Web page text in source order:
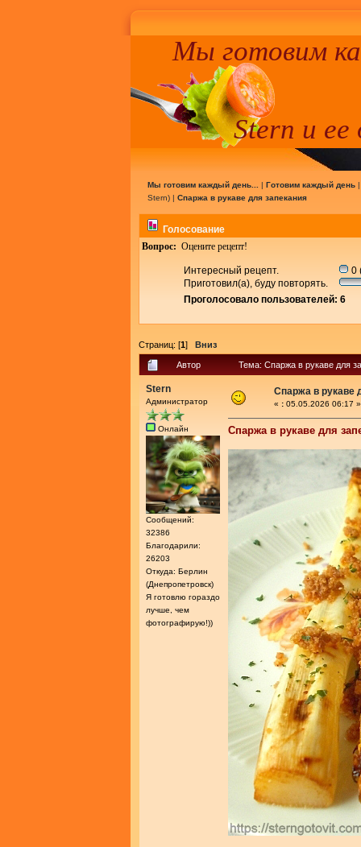
Мы готовим
Stern и ее
Мы готовим каждый день... | Готовим каждый день
Stern) | Спаржа в рукаве для запекания
Голосование
Вопрос: Оцените рецепт!
Интересный рецепт.
0
Приготовил(а), буду повторять.
Проголосовало пользователей: 6
Страниц: [1] Вниз
Автор Тема: Спаржа в рукаве для
Stern
Администратор
Онлайн
Сообщений:
32386
Благодарили:
26203
Откуда: Берлин
(Днепропетровск)
Я готовлю гораздо
лучше, чем
фотографирую!))
Спаржа в рукаве
« : 05.05.2026 06:17 »
Спаржа в рукаве для